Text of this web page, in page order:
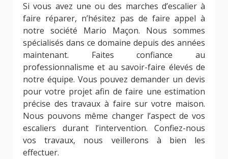
Si vous avez une ou des marches d’escalier à
faire réparer, n’hésitez pas de faire appel à
notre société Mario Maçon. Nous sommes
spécialisés dans ce domaine depuis des années
maintenant. Faites confiance au
professionnalisme et au savoir-faire élevés de
notre équipe. Vous pouvez demander un devis
pour votre projet afin de faire une estimation
précise des travaux à faire sur votre maison.
Nous pouvons même changer l’aspect de vos
escaliers durant l’intervention. Confiez-nous
vos travaux, nous veillerons à bien les
effectuer.